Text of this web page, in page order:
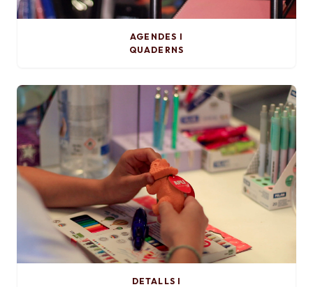
AGENDES I
QUADERNS
DETALLS I